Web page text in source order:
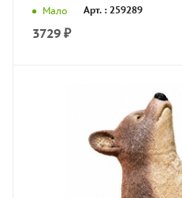
Мало Арт. : 259289
3729 ₽